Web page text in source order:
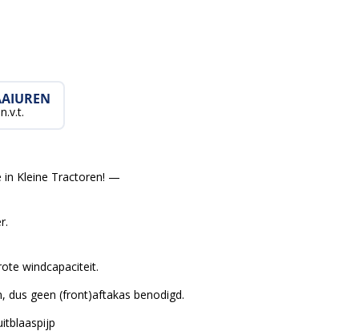
n.v.t.
in Kleine Tractoren! —
windcapaciteit.
dus geen (front)aftakas benodigd.